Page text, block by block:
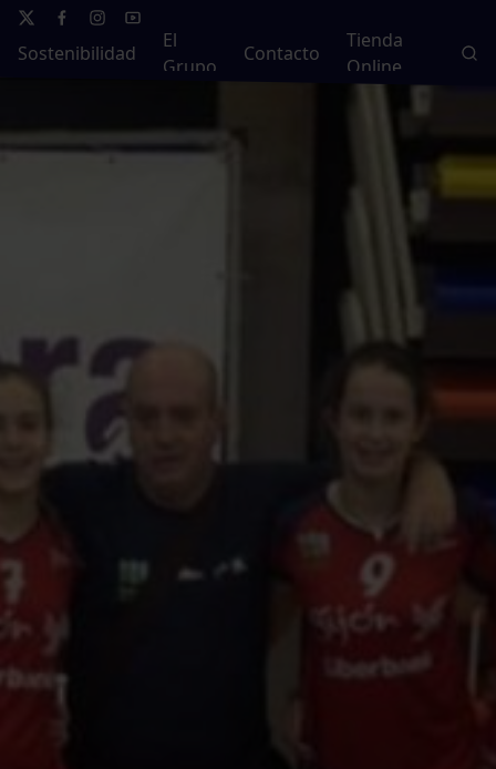
Sostenibilidad
El
Grupo
Contacto
Tienda
Online